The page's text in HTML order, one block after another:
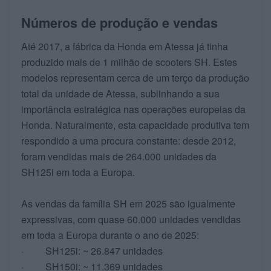
Números de produção e vendas
Até 2017, a fábrica da Honda em Atessa já tinha
produzido mais de 1 milhão de scooters SH. Estes
modelos representam cerca de um terço da produção
total da unidade de Atessa, sublinhando a sua
importância estratégica nas operações europeias da
Honda. Naturalmente, esta capacidade produtiva tem
respondido a uma procura constante: desde 2012,
foram vendidas mais de 264.000 unidades da
SH125i em toda a Europa.
As vendas da família SH em 2025 são igualmente
expressivas, com quase 60.000 unidades vendidas
em toda a Europa durante o ano de 2025:
· SH125i: ~ 26.847 unidades
· SH150i: ~ 11.369 unidades